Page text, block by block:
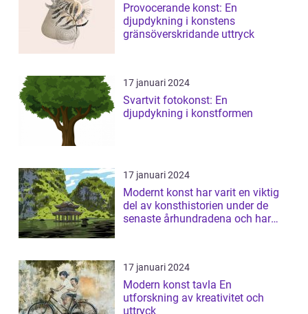
Provocerande konst: En
djupdykning i konstens
gränsöverskridande uttryck
17 januari 2024
Svartvit fotokonst: En
djupdykning i konstformen
17 januari 2024
Modernt konst har varit en viktig
del av konsthistorien under de
senaste århundradena och har
17 januari 2024
Modern konst tavla En
utforskning av kreativitet och
uttryck